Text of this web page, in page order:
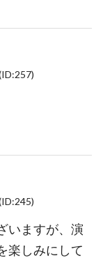
いますが、演
楽しみにして